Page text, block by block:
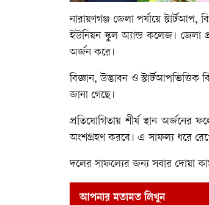
নারায়ণগঞ্জ জেলা পর্যায়ে স্টার্টআপ,
ইউনিয়ন স্কুল অ্যান্ড কলেজ। জেলা
অর্জন করে।
বিজ্ঞান, উদ্ভাবন ও স্টার্টআপভিত্তিক
জানা গেছে।
প্রতিযোগিতায় শীর্ষ স্থান অর্জনের
অংশগ্রহণ করবে। এ সাফল্য ধরে
দলের সাফল্যের জন্য সবার দোয়া
আপনার মতামত লিখুন